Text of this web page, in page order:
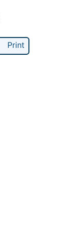
Print